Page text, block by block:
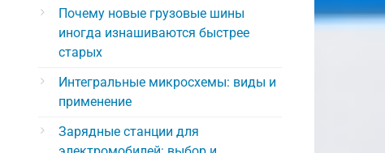
Почему новые грузовые шины
иногда изнашиваются быстрее
старых
Интегральные микросхемы: виды и
применение
Зарядные станции для